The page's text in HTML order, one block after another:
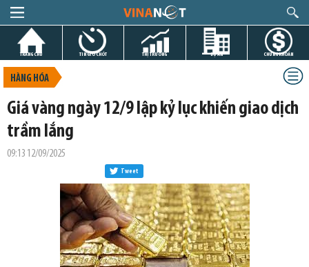
TRANG CHỦ TIN GIỜ CHÓT THỊ TRƯỜNG DỰ ÁN CHỨNG KHOÁN
HÀNG HÓA
Giá vàng ngày 12/9 lập kỷ lục khiến giao dịch
trầm lắng
09:13 12/09/2025
Tweet